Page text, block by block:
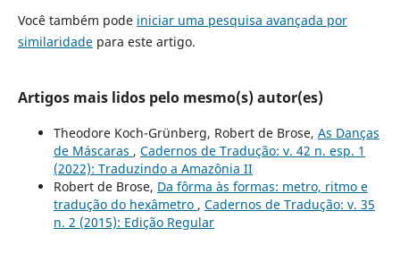
Você também pode iniciar uma pesquisa avançada por
similaridadepara este artigo.
Artigos mais lidos pelo mesmo(s) autor(es)
Theodore Koch-Grünberg, Robert de Brose, As Danças
de Máscaras , Cadernos de Tradução: v. 42 n. esp. 1
(2022): Traduzindo a Amazônia II
Robert de Brose, Da fôrma às formas: metro, ritmo e
tradução do hexâmetro , Cadernos de Tradução: v. 35
n. 2 (2015): Edição Regular